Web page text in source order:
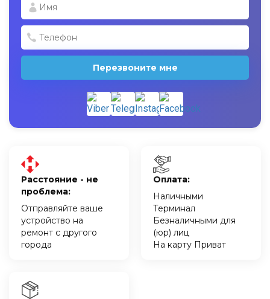
Перезвоните мне
Расстояние - не
проблема:
Отправляйте ваше
устройство на
ремонт с другого
города
Оплата:
Наличными
Терминал
Безналичными для
(юр) лиц
На карту Приват